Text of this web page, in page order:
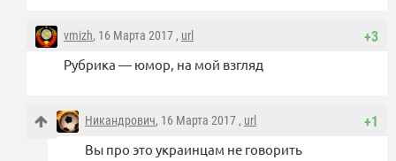
+3
vmizh, 16 Марта 2017 , url
Рубрика — юмор, на мой взгляд
+1
Никандрович, 16 Марта 2017 , url
Вы про это украинцам не говорить